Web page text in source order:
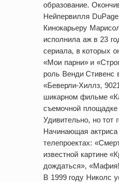
образование.
Нейпервилля
Кинокарьеру
исполнила аж в 23
сериала, в которых
«Мои парни» и
роль Венди Стивенс
«Беверли-Хиллз,
шикарном фильме
съемочной
Удивительно, но
Начинающая актриса
телепроектах:
известной картине
дождаться»,
В 1999 году Николс